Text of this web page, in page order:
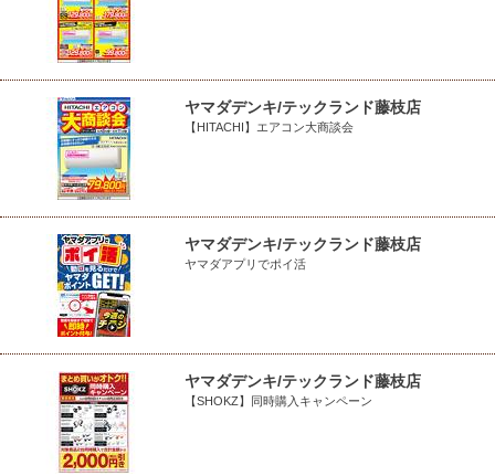
ヤマダデンキ/テックランド藤枝店
【HITACHI】エアコン大商談会
ヤマダデンキ/テックランド藤枝店
ヤマダアプリでポイ活
ヤマダデンキ/テックランド藤枝店
【SHOKZ】同時購入キャンペーン